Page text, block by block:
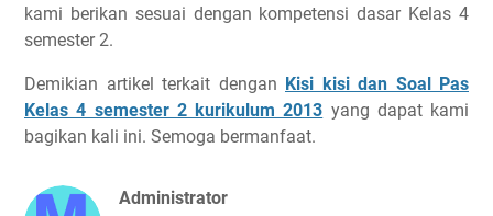
kami berikan sesuai dengan kompetensi dasar Kelas 4
semester 2.
Demikian artikel terkait dengan Kisi kisi dan Soal Pas
Kelas 4 semester 2 kurikulum 2013 yang dapat kami
bagikan kali ini. Semoga bermanfaat.
Administrator